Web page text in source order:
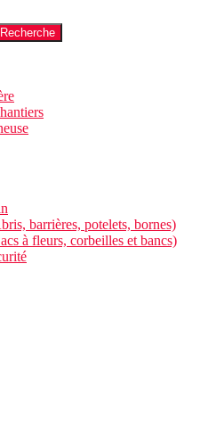
Recherche
barrières, potelets, bornes)
à fleurs, corbeilles et bancs)